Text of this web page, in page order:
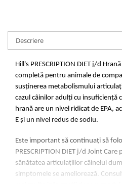
Descriere
Hill's PRESCRIPTION DIET j/d
completă pentru animale de
susţinerea metabolismului
cazul câinilor adulţi cu insuficienţă
hrană are un nivel ridicat de EPA,
E şi un nivel redus de sodiu.
Este important să continuați să
PRESCRIPTION DIET j/d Joint
sănătatea articulațiilor câinelui
simptomele se ameliorează.